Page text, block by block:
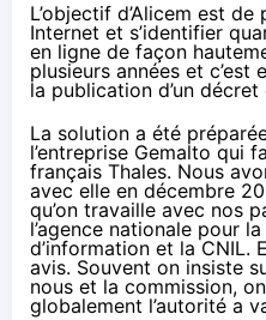
L’objectif d’Alicem est
Internet et s’identifier
en ligne de façon
plusieurs années et c’est
la publication d’un décret
La solution a été
l’entreprise Gemalto qui
français Thales. Nous
avec elle en décembre
qu’on travaille avec nos
l’agence nationale pour
d’information et la CNIL.
avis. Souvent on insiste
nous et la commission,
globalement l’autorité a